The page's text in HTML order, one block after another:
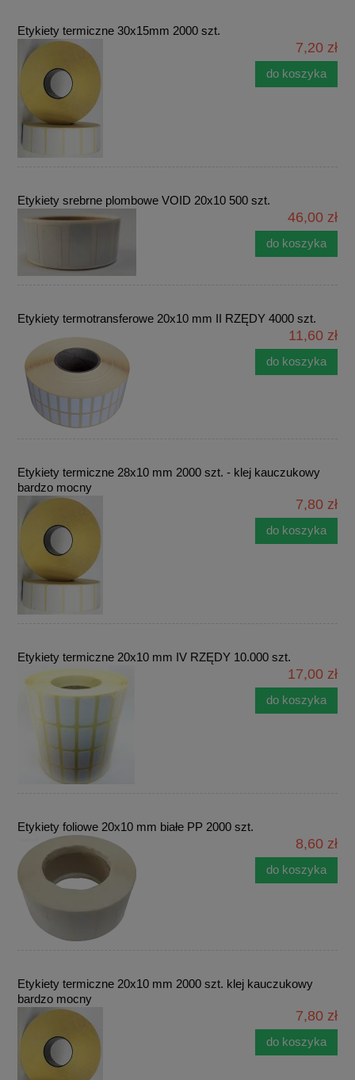
Etykiety termiczne 30x15mm 2000 szt.
7,20 zł
do koszyka
Etykiety srebrne plombowe VOID 20x10 500 szt.
46,00 zł
do koszyka
Etykiety termotransferowe 20x10 mm II RZĘDY 4000 szt.
11,60 zł
do koszyka
Etykiety termiczne 28x10 mm 2000 szt. - klej kauczukowy
bardzo mocny
7,80 zł
do koszyka
Etykiety termiczne 20x10 mm IV RZĘDY 10.000 szt.
17,00 zł
do koszyka
Etykiety foliowe 20x10 mm białe PP 2000 szt.
8,60 zł
do koszyka
Etykiety termiczne 20x10 mm 2000 szt. klej kauczukowy
bardzo mocny
7,80 zł
do koszyka